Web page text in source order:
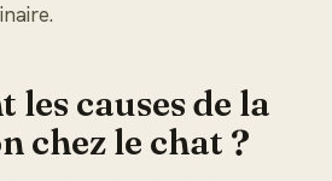
les causes de la
chez le chat ?